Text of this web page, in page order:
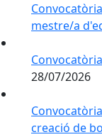
mestre/a
28/07/2026
creació de